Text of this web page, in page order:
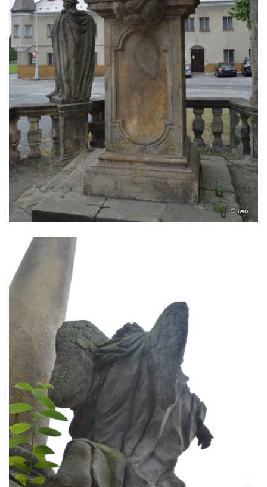
Sloup Panny Marie v Okrouhlické ulici v
Mimoni
Sloup se sochou Anny Samotřetí v Hrádku
nad Nisou
Sloup Panny Marie v Bělé pod Bezdězem
Sloup s kaplicí (boží muka) u Hvězdy
Sloup s kaplicí (boží muka) v Kyjích
Sloup Panny Marie v Třebechovicích pod
Orebem
Sloup Nejsvětější Trojice v Třebechovicích
pod Orebem
Sloup s kaplicí (boží muka) Kamenická
Sloup svatého Floriana v Potštejně
Sloup Panny Marie v Liberci u kostela
Nalezení svatého Kříže
Sloup Nejsvětější Trojice v Bakově nad
Jizerou
Sloup Panny Marie v Miletíně
Sloup Panny Marie v Lomnici nad Popelkou
Sloup Panny Marie v Novém Bydžově
Sloup (pilíř) Panny Marie v Jezvé
Sloup Panny Marie v Horní Libchavě
Sloup Panny Marie v Markvarticích
Sloup Panny Marie v Hodkovicích nad
Mohelkou
Sloup Panny Marie v Českém Dubu